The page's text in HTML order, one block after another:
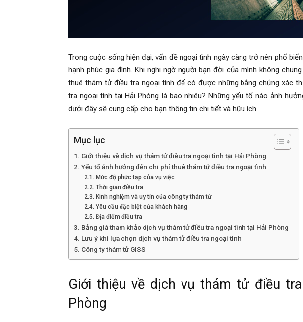
tử
Giss
Hải
phòng,
tham
Trong cuộc sống hiện đại, vấn đề ngoại tình ngày càng trở nên phổ
hạnh phúc gia đình. Khi nghi ngờ người bạn đời của mình không
thuê thám tử điều tra ngoại tình để có được những bằng chứng xác
tra ngoại tình tại Hải Phòng là bao nhiêu? Những yếu tố nào ảnh
dưới đây sẽ cung cấp cho bạn thông tin chi tiết và hữu ích.
Mục lục
Giới thiệu về dịch vụ thám tử điều tra ngoại tình tại Hải Phòng
Yếu tố ảnh hưởng đến chi phí thuê thám tử điều tra ngoại tình
Mức độ phức tạp của vụ việc
Thời gian điều tra
Kinh nghiệm và uy tín của công ty thám tử
Yêu cầu đặc biệt của khách hàng
Địa điểm điều tra
Bảng giá tham khảo dịch vụ thám tử điều tra ngoại tình tại Hải Phòng
Lưu ý khi lựa chọn dịch vụ thám tử điều tra ngoại tình
Công ty thám tử GISS
Giới thiệu về dịch vụ thám tử điều
Phòng